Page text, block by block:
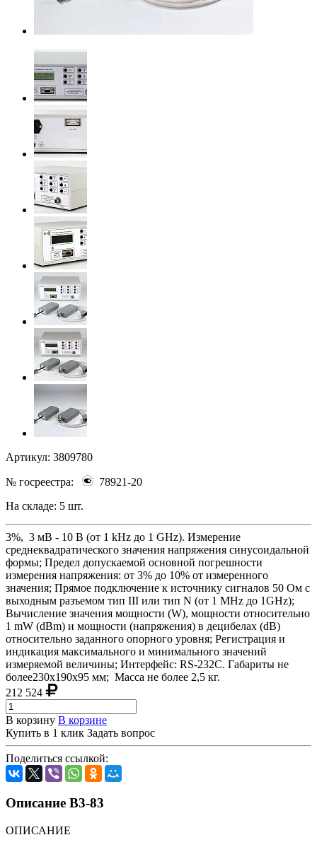
Артикул: 3809780
№ госреестра:
78921-20
На складе: 5 шт.
3%, 3 мВ - 10 В (от 1 kHz до 1 GHz). Измерение
среднеквадратического значения напряжения синусоидальной
формы; Предел допускаемой основной погрешности
измерения напряжения: от 3% до 10% от измеренного
значения; Прямое подключение к источнику сигналов 50 Ом с
выходным разъемом тип III или тип N (от 1 MHz до 1GHz);
Вычисление значения мощности (W), мощности относительно
1 mW (dBm) и мощности (напряжения) в децибелах (dB)
относительно заданного опорного уровня; Регистрация и
индикация максимального и минимального значений
измеряемой величины; Интерфейс: RS-232C. Габариты не
более230x190x95 мм; Масса не более 2,5 кг.
212 524
В корзину В корзине
Купить в 1 клик Задать вопрос
Поделиться ссылкой:
Описание В3-83
ОПИСАНИЕ